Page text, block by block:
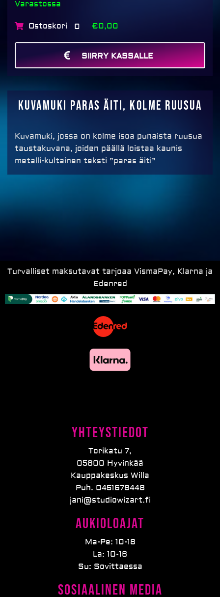
Varastossa
Ostoskori 0 €0,00
SIIRRY KASSALLE
Kuvamuki Paras Äiti, kolme ruusua
Kuvamuki, jossa on kolme isoa punaista ruusua
taustakuvana, joiden päällä loistaa kaunis
metalli-kultainen teksti ”paras äiti”
Turvalliset maksutavat tarjoaa VismaPay, Klarna ja
Edenred
Yhteystiedot
Torikatu 7,
05800 Hyvinkää
Kauppakeskus Willa
Puh. 0451678448
jani@studiowizart.fi
Aukioloajat
Ma-Pe: 10-18
La: 10-16
Su: Sovittaessa
Sosiaalinen media